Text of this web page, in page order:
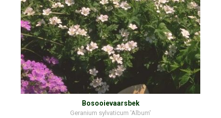
Bosooievaarsbek
Geranium sylvaticum 'Album'